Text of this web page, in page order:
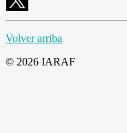
Volver arriba
© 2026 IARAF